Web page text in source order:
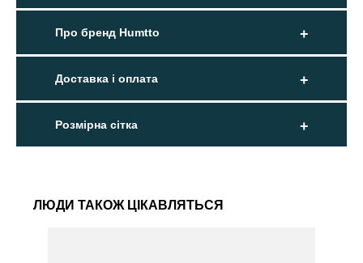
Про бренд Humtto
Доставка і оплата
Розмірна сітка
ЛЮДИ ТАКОЖ ЦІКАВЛЯТЬСЯ